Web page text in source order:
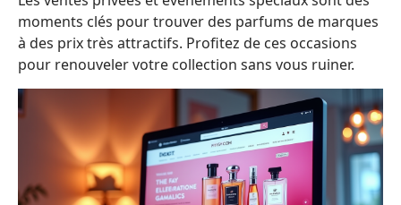
moments clés pour trouver des parfums de marques
à des prix très attractifs. Profitez de ces occasions
pour renouveler votre collection sans vous ruiner.